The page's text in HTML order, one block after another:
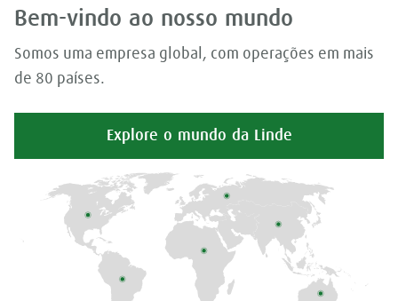
Bem-vindo ao nosso mundo
Somos uma empresa global, com operações em mais
de 80 países.
Explore o mundo da Linde